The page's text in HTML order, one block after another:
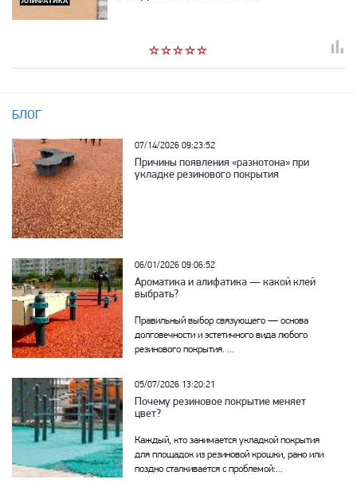
БЛОГ
07/14/2026 09:23:52
Причины появления «разнотона» при
укладке резинового покрытия
06/01/2026 09:06:52
Ароматика и алифатика — какой клей
выбрать?
Правильный выбор связующего — основа
долговечности и эстетичного вида любого
резинового покрытия. ...
05/07/2026 13:20:21
Почему резиновое покрытие меняет
цвет?
Каждый, кто занимается укладкой покрытия
для площадок из резиновой крошки, рано или
поздно сталкивается с проблемой:...